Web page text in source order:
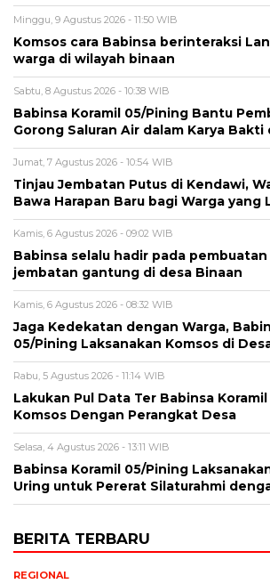
Minggu, 9 Agustus 2026 - 11:50 WIB
Komsos cara Babinsa berinteraksi
warga di wilayah binaan
Sabtu, 8 Agustus 2026 - 10:38 WIB
Babinsa Koramil 05/Pining Bantu
Gorong Saluran Air dalam Karya
Jumat, 7 Agustus 2026 - 10:54 WIB
Tinjau Jembatan Putus di Kendawi,
Bawa Harapan Baru bagi Warga yang
Kamis, 6 Agustus 2026 - 09:02 WIB
Babinsa selalu hadir pada
jembatan gantung di desa Binaan
Kamis, 6 Agustus 2026 - 08:32 WIB
Jaga Kedekatan dengan Warga,
05/Pining Laksanakan Komsos di
Rabu, 5 Agustus 2026 - 11:14 WIB
Lakukan Pul Data Ter Babinsa
Komsos Dengan Perangkat Desa
Selasa, 4 Agustus 2026 - 13:11 WIB
Babinsa Koramil 05/Pining
Uring untuk Pererat Silaturahmi
BERITA TERBARU
REGIONAL